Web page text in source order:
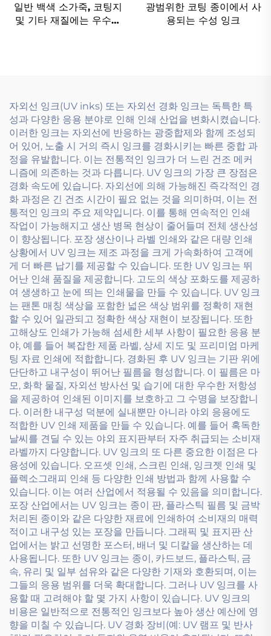
일반 백색 소가죽, 코팅지
및 기타 재질에는 우수한
광범위한 코팅 종이에서 사
용되는 수성 잉크
자외선 잉크(UV inks) 또는 자외선 경화 잉크는 독특한 특
성과 다양한 응용 분야로 인해 인쇄 산업을 변화시켰습니다.
이러한 잉크는 자외선에 반응하는 광중합제와 함께 조성되
어 있어, 노출 시 거의 즉시 잉크를 경화시키는 빠른 중합 과
정을 유발합니다. 이는 전통적인 잉크가 더 느린 건조 메커
니즘에 의존하는 것과 다릅니다. UV 잉크의 가장 큰 장점은
경화 속도에 있습니다. 자외선에 의해 가능해진 즉각적인 경
화 과정은 긴 건조 시간이 필요 없는 것을 의미하며, 이는 전
통적인 잉크의 주요 제약입니다. 이를 통해 연속적인 인쇄
작업이 가능해지고 생산 병목 현상이 줄어들며 전체 생산성
이 향상됩니다. 포장 생산이나 라벨 인쇄와 같은 대량 인쇄
상황에서 UV 잉크는 제조 과정을 크게 가속화하여 고객에
게 더 빠른 납기를 제공할 수 있습니다. 또한 UV 잉크는 뛰
어난 인쇄 품질을 제공합니다. 고도의 색상 포화도를 제공하
여 생생하고 눈에 띄는 인쇄물을 만들 수 있습니다. UV 잉크
는 팬톤 매칭 색상을 포함한 넓은 색상 범위를 정확히 재현
할 수 있어 일관되고 정확한 색상 재현이 보장됩니다. 또한
고해상도 인쇄가 가능해 섬세한 세부 사항이 필요한 응용 분
야, 예를 들어 복잡한 제품 라벨, 상세 지도 및 프리미엄 마케
팅 자료 인쇄에 적합합니다. 경화된 후 UV 잉크는 기판 위에
단단하고 내구성이 뛰어난 필름을 형성합니다. 이 필름은 마
모, 화학 물질, 자외선 방사선 및 습기에 대한 우수한 저항성
을 제공하여 인쇄된 이미지를 보호하고 그 수명을 보장합니
다. 이러한 내구성 덕분에 실내뿐만 아니라 야외 응용에도
적합한 UV 인쇄 제품을 만들 수 있습니다. 예를 들어 혹독한
날씨를 견딜 수 있는 야외 표지판부터 자주 취급되는 소비재
라벨까지 다양합니다. UV 잉크의 또 다른 중요한 이점은 다
용성에 있습니다. 오프셋 인쇄, 스크린 인쇄, 잉크젯 인쇄 및
플렉소그래피 인쇄 등 다양한 인쇄 방법과 함께 사용할 수
있습니다. 이는 여러 산업에서 적용될 수 있음을 의미합니다.
포장 산업에서는 UV 잉크는 종이 판, 플라스틱 필름 및 금박
처리된 종이와 같은 다양한 재료에 인쇄하여 소비재의 매력
적이고 내구성 있는 포장을 만듭니다. 그래픽 및 표지판 산
업에서는 밝고 선명한 포스터, 배너 및 디칼을 생산하는 데
사용됩니다. 또한 UV 잉크는 종이, 카드보드, 플라스틱, 금
속, 유리 및 일부 섬유와 같은 다양한 기재와 호환되며, 이는
그들의 응용 범위를 더욱 확대합니다. 그러나 UV 잉크를 사
용할 때 고려해야 할 몇 가지 사항이 있습니다. UV 잉크의
비용은 일반적으로 전통적인 잉크보다 높아 생산 예산에 영
향을 미칠 수 있습니다. UV 경화 장비(예: UV 램프 및 반사